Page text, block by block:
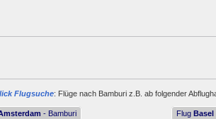
Flugsuche: Flüge nach Bamburi z.B. ab folgender
- Bamburi Flug Basel